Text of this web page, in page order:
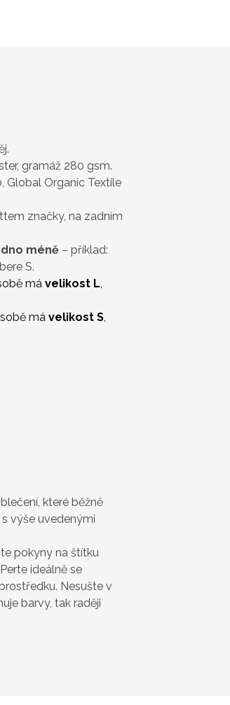
gramáž 280 gsm.
Global Organic Textile
značky, na zadním
méně – příklad:
S.
má velikost L
má velikost S
které běžně
výše uvedenými
pokyny na štítku
ideálně se
Nesušte v
barvy, tak raději